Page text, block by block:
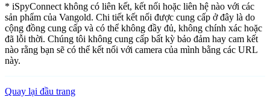
* iSpyConnect không có liên kết, kết nối hoặc liên hệ nào với các
sản phẩm của Vangold. Chi tiết kết nối được cung cấp ở đây là do
cộng đồng cung cấp và có thể không đầy đủ, không chính xác hoặc
đã lỗi thời. Chúng tôi không cung cấp bất kỳ bảo đảm hay cam kết
nào rằng bạn sẽ có thể kết nối với camera của mình bằng các URL
này.
Quay lại đầu trang